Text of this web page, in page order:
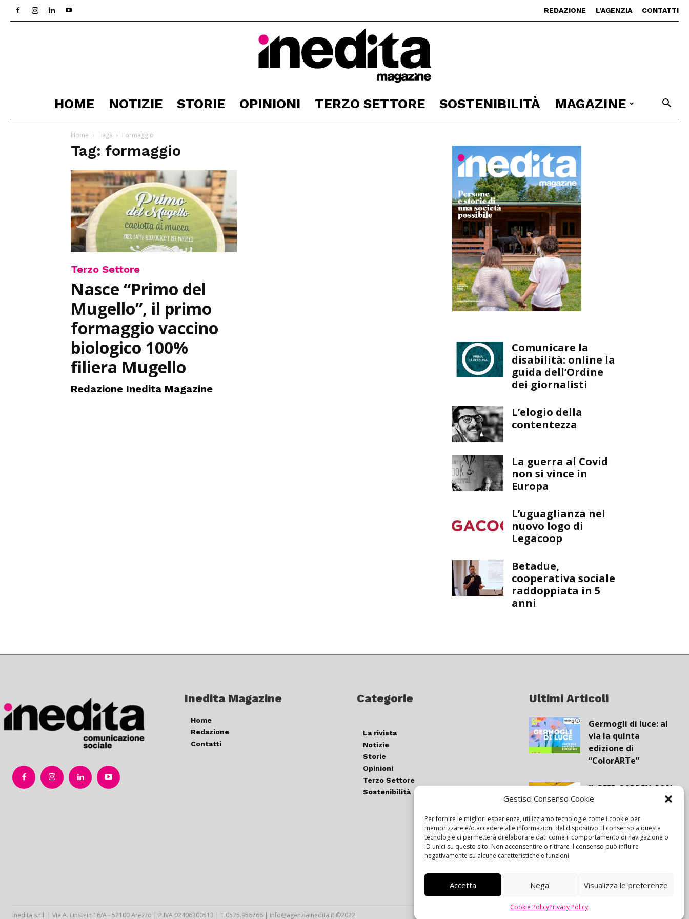
Gestisci Consenso Cookie
Per fornire le migliori esperienze, utilizziamo tecnologie come i cookie per
memorizzare e/o accedere alle informazioni del dispositivo. Il consenso a queste
tecnologie ci permetterà di elaborare dati come il comportamento di navigazione o
ID unici su questo sito. Non acconsentire o ritirare il consenso può influire
negativamente su alcune caratteristiche e funzioni.
Accetta Nega Visualizza le preferenze
Cookie PolicyPrivacy Policy
REDAZIONE L’AGENZIA CONTATTI
Inedita
HOME NOTIZIE STORIE OPINIONI TERZO SETTORE SOSTENIBILITÀ MAGAZINE
Home Tags Formaggio
Tag: formaggio
Terzo Settore
Nasce “Primo del
Mugello”, il primo
formaggio vaccino
biologico 100%
filiera Mugello
Redazione Inedita Magazine
Comunicare la
disabilità: online la
guida dell’Ordine
dei giornalisti
L’elogio della
contentezza
La guerra al Covid
non si vince in
Europa
L’uguaglianza nel
nuovo logo di
Legacoop
Betadue,
cooperativa sociale
raddoppiata in 5
anni
Inedita Magazine
Home
Redazione
Contatti
Categorie
La rivista
Notizie
Storie
Opinioni
Terzo Settore
Sostenibilità
Ultimi Articoli
Germogli di luce: al
via la quinta
edizione di
“ColorARTe”
IL BEER GARDEN CON
IL GIALLONE
Siamo pronti a
navigare “contro
Inedita s.r.l. | Via A. Einstein 16/A - 52100 Arezzo | P.IVA 02406300513 | T.0575.956766 | info@agenziainedita.it ©2022